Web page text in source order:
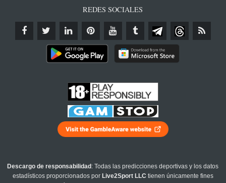
REDES SOCIALES
Descargo de responsabilidad : Todas las predicciones deportivas y los datos
estadísticos proporcionados por Live2Sport LLC tienen únicamente fines